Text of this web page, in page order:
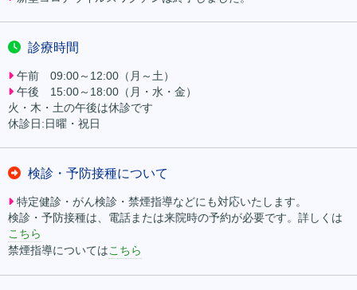
診療時間
午前 09:00～12:00（月～土）
午後 15:00～18:00（月・水・金）
火・木・土の午後は休診です
休診日:日曜・祝日
検診・予防接種について
特定健診・がん検診・禁煙指導などにも対応いたします。
検診・予防接種は、電話または来院時の予約が必要です。詳しくは
こちら
禁煙指導についてはこちら